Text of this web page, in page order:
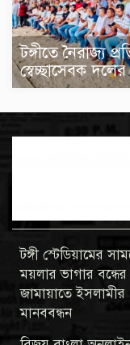
টঙ্গীতে নৈরাজ্য
স্বেচ্ছাসেবক
টঙ্গী স্টেডিয়ামের
ময়লার ভাগার বন্ধের
জামায়াতে ইসলামীর
মানববন্ধন